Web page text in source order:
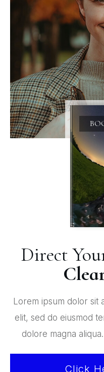
Direct
Lorem ipsum dolor sit
elit, sed do eiusmod
dolore magna
Click